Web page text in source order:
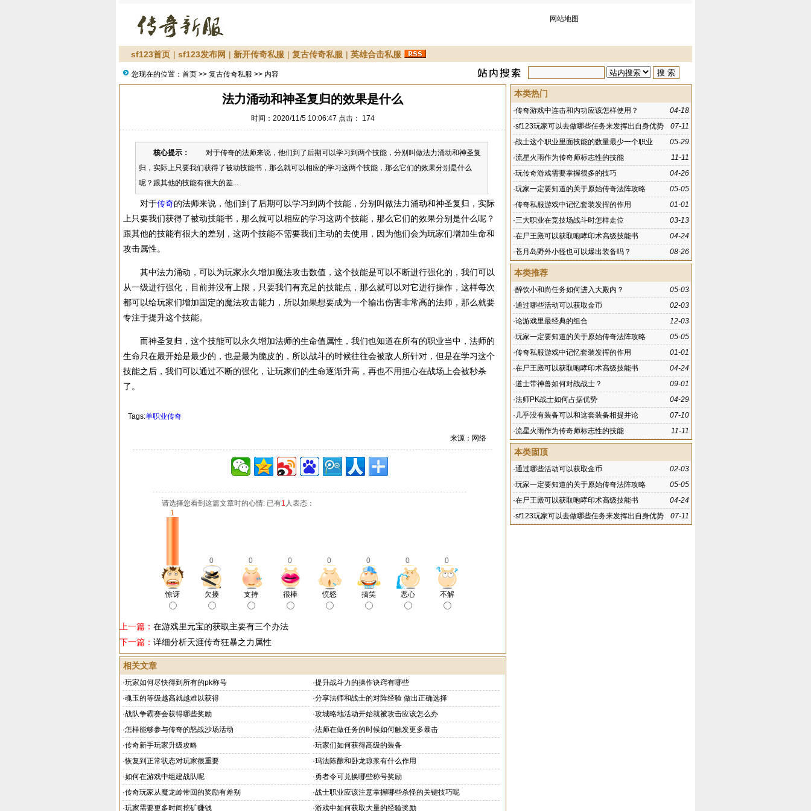
网站地图
sf123首页 | sf123发布网 | 新开传奇私服 | 复古传奇私服 | 英雄合击私服
您现在的位置： 首页 >> 复古传奇私服 >> 内容
法力涌动和神圣复归的效果是什么
时间：2020/11/5 10:06:47 点击： 174
核心提示：
对于传奇的法师来说，他们到了后期可以学习到两个技能，分别叫做法力涌动和神圣复
归，实际上只要我们获得了被动技能书，那么就可以相应的学习这两个技能，那么它们的效果分别是什么
呢？跟其他的技能有很大的差...
对于传奇的法师来说，他们到了后期可以学习到两个技能，分别叫做法力涌动和神圣复归，实际
上只要我们获得了被动技能书，那么就可以相应的学习这两个技能，那么它们的效果分别是什么呢？
跟其他的技能有很大的差别，这两个技能不需要我们主动的去使用，因为他们会为玩家们增加生命和
攻击属性。
其中法力涌动，可以为玩家永久增加魔法攻击数值，这个技能是可以不断进行强化的，我们可以
从一级进行强化，目前并没有上限，只要我们有充足的技能点，那么就可以对它进行操作，这样每次
都可以给玩家们增加固定的魔法攻击能力，所以如果想要成为一个输出伤害非常高的法师，那么就要
专注于提升这个技能。
而神圣复归，这个技能可以永久增加法师的生命值属性，我们也知道在所有的职业当中，法师的
生命只在最开始是最少的，也是最为脆皮的，所以战斗的时候往往会被敌人所针对，但是在学习这个
技能之后，我们可以通过不断的强化，让玩家们的生命逐渐升高，再也不用担心在战场上会被秒杀
了。
Tags:单职业传奇
来源：网络
请选择您看到这篇文章时的心情: 已有1 人表态：
1
0 0 0 0 0 0 0
惊讶 欠揍 支持 很棒 愤怒 搞笑 恶心 不解
上一篇： 在游戏里元宝的获取主要有三个办法
下一篇： 详细分析天涯传奇狂暴之力属性
相关文章
·玩家如何尽快得到所有的pk称号 ·提升战斗力的操作诀窍有哪些
·魂玉的等级越高就越难以获得 ·分享法师和战士的对阵经验 做出正确选择
·战队争霸赛会获得哪些奖励 ·攻城略地活动开始就被攻击应该怎么办
·怎样能够参与传奇的怒战沙场活动 ·法师在做任务的时候如何触发更多暴击
·传奇新手玩家升级攻略 ·玩家们如何获得高级的装备
·恢复到正常状态对玩家很重要 ·玛法陈酿和卧龙琼浆有什么作用
·如何在游戏中组建战队呢 ·勇者令可兑换哪些称号奖励
·传奇玩家从魔龙岭带回的奖励有差别 ·战士职业应该注意掌握哪些杀怪的关键技巧呢
·玩家需要更多时间挖矿赚钱 ·游戏中如何获取大量的经验奖励
本类热门
04-18
·传奇游戏中连击和内功应该怎样使用？
07-11
·sf123玩家可以去做哪些任务来发挥出自身优势
05-29
·战士这个职业里面技能的数量最少一个职业
11-11
·流星火雨作为传奇师标志性的技能
04-26
·玩传奇游戏需要掌握很多的技巧
05-05
·玩家一定要知道的关于原始传奇法阵攻略
01-01
·传奇私服游戏中记忆套装发挥的作用
03-13
·三大职业在竞技场战斗时怎样走位
04-24
·在尸王殿可以获取咆哮印术高级技能书
08-26
·苍月岛野外小怪也可以爆出装备吗？
本类推荐
05-03
·醉饮小和尚任务如何进入大殿内？
02-03
·通过哪些活动可以获取金币
12-03
·论游戏里最经典的组合
05-05
·玩家一定要知道的关于原始传奇法阵攻略
01-01
·传奇私服游戏中记忆套装发挥的作用
04-24
·在尸王殿可以获取咆哮印术高级技能书
09-01
·道士带神兽如何对战战士？
04-29
·法师PK战士如何占据优势
07-10
· 几乎没有装备可以和这套装备相提并论
11-11
·流星火雨作为传奇师标志性的技能
本类固顶
02-03
·通过哪些活动可以获取金币
05-05
·玩家一定要知道的关于原始传奇法阵攻略
04-24
·在尸王殿可以获取咆哮印术高级技能书
07-11
·sf123玩家可以去做哪些任务来发挥出自身优势